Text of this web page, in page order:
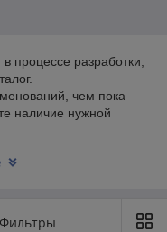
процессе разработки,
чем пока
наличие нужной
Фильтры